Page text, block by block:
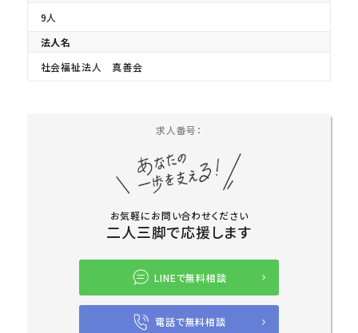
9人
法人名
社会福祉法人 真善会
求人番号：
お気軽にお問い合わせください
二人三脚で応援します
LINEで無料相談
電話で無料相談